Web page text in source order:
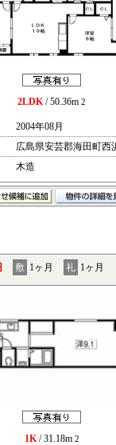
2LDK/ 50.36m 2
2004年08月
広島県安芸郡海田町西
木造
敷 1ヶ月 礼 1ヶ月
1K/ 31.18m 2